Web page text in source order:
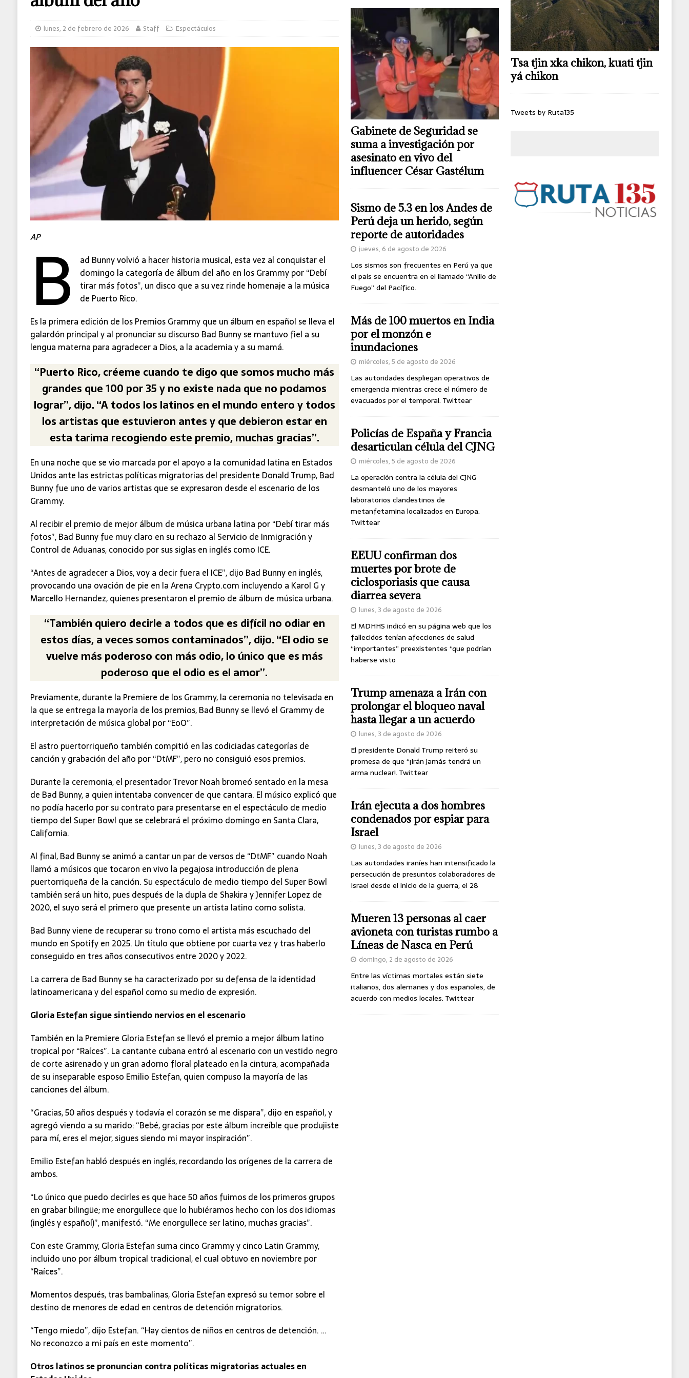
MUNDO
lunes, 2 de febrero de 2026 Staff Espectáculos
APB
ad Bunny volvió a hacer historia musical, esta vez al conquistar el
domingo la categoría de álbum del año en los Grammy por “Debí
tirar más fotos”, un disco que a su vez rinde homenaje a la música
de Puerto Rico.
Es la primera edición de los Premios Grammy que un álbum en español se lleva el
galardón principal y al pronunciar su discurso Bad Bunny se mantuvo fiel a su
lengua materna para agradecer a Dios, a la academia y a su mamá.
“Puerto Rico, créeme cuando te digo que somos mucho más
grandes que 100 por 35 y no existe nada que no podamos
lograr”, dijo. “A todos los latinos en el mundo entero y todos
los artistas que estuvieron antes y que debieron estar en
esta tarima recogiendo este premio, muchas gracias”.
En una noche que se vio marcada por el apoyo a la comunidad latina en Estados
Unidos ante las estrictas políticas migratorias del presidente Donald Trump, Bad
Bunny fue uno de varios artistas que se expresaron desde el escenario de los
Grammy.
Al recibir el premio de mejor álbum de música urbana latina por “Debí tirar más
fotos”, Bad Bunny fue muy claro en su rechazo al Servicio de Inmigración y
Control de Aduanas, conocido por sus siglas en inglés como ICE.
“Antes de agradecer a Dios, voy a decir fuera el ICE”, dijo Bad Bunny en inglés,
provocando una ovación de pie en la Arena Crypto.com incluyendo a Karol G y
Marcello Hernandez, quienes presentaron el premio de álbum de música urbana.
“También quiero decirle a todos que es difícil no odiar en
estos días, a veces somos contaminados”, dijo. “El odio se
vuelve más poderoso con más odio, lo único que es más
poderoso que el odio es el amor”.
Previamente, durante la Premiere de los Grammy, la ceremonia no televisada en
la que se entrega la mayoría de los premios, Bad Bunny se llevó el Grammy de
interpretación de música global por “EoO”.
El astro puertorriqueño también compitió en las codiciadas categorías de
canción y grabación del año por “DtMF”, pero no consiguió esos premios.
Durante la ceremonia, el presentador Trevor Noah bromeó sentado en la mesa
de Bad Bunny, a quien intentaba convencer de que cantara. El músico explicó que
no podía hacerlo por su contrato para presentarse en el espectáculo de medio
tiempo del Super Bowl que se celebrará el próximo domingo en Santa Clara,
California.
Al final, Bad Bunny se animó a cantar un par de versos de “DtMF” cuando Noah
llamó a músicos que tocaron en vivo la pegajosa introducción de plena
puertorriqueña de la canción. Su espectáculo de medio tiempo del Super Bowl
también será un hito, pues después de la dupla de Shakira y Jennifer Lopez de
2020, el suyo será el primero que presente un artista latino como solista.
Bad Bunny viene de recuperar su trono como el artista más escuchado del
mundo en Spotify en 2025. Un título que obtiene por cuarta vez y tras haberlo
conseguido en tres años consecutivos entre 2020 y 2022.
La carrera de Bad Bunny se ha caracterizado por su defensa de la identidad
latinoamericana y del español como su medio de expresión.
Gloria Estefan sigue sintiendo nervios en el escenario
También en la Premiere Gloria Estefan se llevó el premio a mejor álbum latino
tropical por “Raíces”. La cantante cubana entró al escenario con un vestido negro
de corte asirenado y un gran adorno floral plateado en la cintura, acompañada
de su inseparable esposo Emilio Estefan, quien compuso la mayoría de las
canciones del álbum.
“Gracias, 50 años después y todavía el corazón se me dispara”, dijo en español, y
agregó viendo a su marido: “Bebé, gracias por este álbum increíble que produjiste
para mí, eres el mejor, sigues siendo mi mayor inspiración”.
Emilio Estefan habló después en inglés, recordando los orígenes de la carrera de
ambos.
“Lo único que puedo decirles es que hace 50 años fuimos de los primeros grupos
en grabar bilingüe; me enorgullece que lo hubiéramos hecho con los dos idiomas
(inglés y español)”, manifestó. “Me enorgullece ser latino, muchas gracias”.
Con este Grammy, Gloria Estefan suma cinco Grammy y cinco Latin Grammy,
incluido uno por álbum tropical tradicional, el cual obtuvo en noviembre por
“Raíces”.
Momentos después, tras bambalinas, Gloria Estefan expresó su temor sobre el
destino de menores de edad en centros de detención migratorios.
“Tengo miedo”, dijo Estefan. “Hay cientos de niños en centros de detención. …
No reconozco a mi país en este momento”.
Otros latinos se pronuncian contra políticas migratorias actuales en
Gabinete de Seguridad se
suma a investigación por
asesinato en vivo del
influencer César Gastélum
Sismo de 5.3 en los Andes de
Perú deja un herido, según
reporte de autoridades
jueves, 6 de agosto de 2026
Los sismos son frecuentes en Perú ya que
el país se encuentra en el llamado “Anillo de
Fuego” del Pacífico.
Más de 100 muertos en India
por el monzón e
inundaciones
miércoles, 5 de agosto de 2026
Las autoridades despliegan operativos de
emergencia mientras crece el número de
evacuados por el temporal. Twittear
Policías de España y Francia
desarticulan célula del CJNG
miércoles, 5 de agosto de 2026
La operación contra la célula del CJNG
desmanteló uno de los mayores
laboratorios clandestinos de
metanfetamina localizados en Europa.
Twittear
EEUU confirman dos
muertes por brote de
ciclosporiasis que causa
diarrea severa
lunes, 3 de agosto de 2026
El MDHHS indicó en su página web que los
fallecidos tenían afecciones de salud
“importantes” preexistentes “que podrían
haberse visto
Trump amenaza a Irán con
prolongar el bloqueo naval
hasta llegar a un acuerdo
lunes, 3 de agosto de 2026
El presidente Donald Trump reiteró su
promesa de que “¡Irán jamás tendrá un
arma nuclear!. Twittear
Irán ejecuta a dos hombres
condenados por espiar para
Israel
lunes, 3 de agosto de 2026
Las autoridades iraníes han intensificado la
persecución de presuntos colaboradores de
Israel desde el inicio de la guerra, el 28
Mueren 13 personas al caer
avioneta con turistas rumbo a
Líneas de Nasca en Perú
domingo, 2 de agosto de 2026
Entre las víctimas mortales están siete
italianos, dos alemanes y dos españoles, de
acuerdo con medios locales. Twittear
Tsa tjin xka chikon, kuati tjin
yá chikon
Tweets by Ruta135